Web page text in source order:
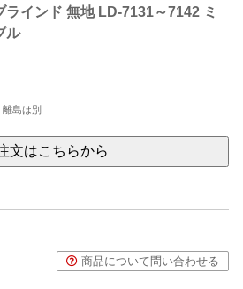
ラインド 無地 LD-7131～7142 ミ
ル
島は別
文はこちらから
商品について問い合わせる